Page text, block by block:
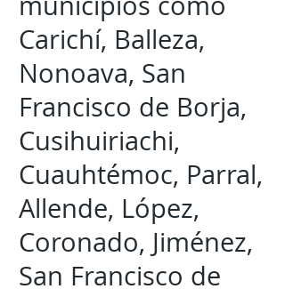
Carichí, Balleza,
Nonoava, San
Francisco de Borja,
Cusihuiriachi,
Cuauhtémoc, Parral,
Allende, López,
Coronado, Jiménez,
San Francisco de